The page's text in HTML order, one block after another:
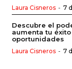
Laura Cisneros - 7
Descubre el
aumenta tu
oportunidades
Laura Cisneros - 7